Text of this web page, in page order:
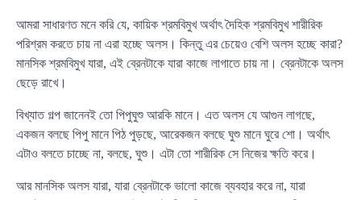
আমরা সাধারণত মনে করি যে, কায়িক শ্রমবিমুখ অর্থাৎ দৈহিক শ্রমবিমুখ শারীরিক
পরিশ্রম করতে চায় না এরা হচ্ছে অলস। কিন্তু এর চেয়েও বেশি অলস হচ্ছে কারা?
মানসিক শ্রমবিমুখ যারা, এই ব্রেনটাকে যারা কাজে লাগাতে চায় না। ব্রেনটাকে অলস
ছেড়ে রাখে।
বিখ্যাত গল্প জানেনই তো পিপুঘুশু আরকি মানে। এত অলস যে আগুন লাগছে,
একজন বলছে পিপু মানে পিঠ পুড়ছে, আরেকজন বলছে ঘুশু মানে ঘুরে শো। অর্থাৎ
এটাও বলতে চাচ্ছে না, বলছে, ঘুশু। এটা তো শারীরিক সে নিজের ক্ষতি করে।
আর মানসিক অলস যারা, যারা ব্রেনটাকে ভালো কাজে ব্যবহার করে না, যারা